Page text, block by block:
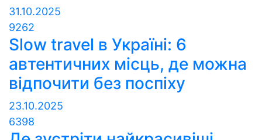
31.10.2025
9262
Slow travel в Україні: 6
автентичних місць, де можна
відпочити без поспіху
23.10.2025
6398